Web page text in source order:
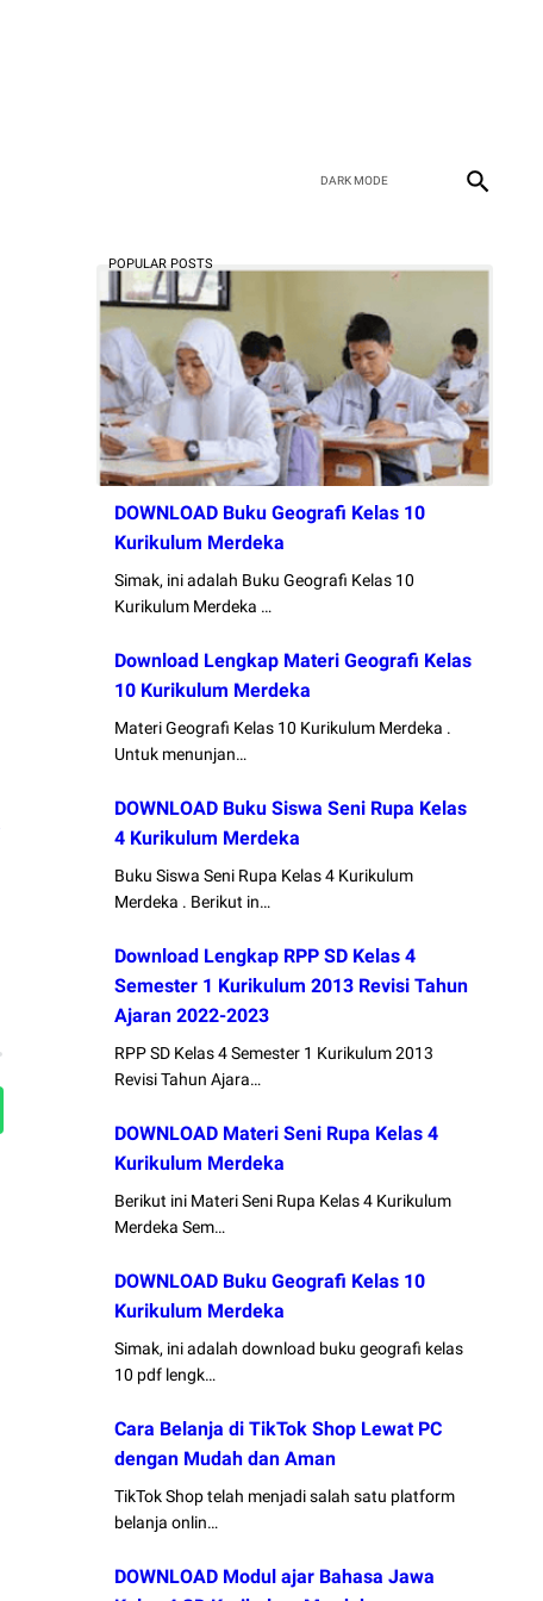
POPULAR POSTS
DOWNLOAD Buku Geografi Kelas 10
Kurikulum Merdeka
Simak, ini adalah Buku Geografi Kelas 10
Kurikulum Merdeka …
Download Lengkap Materi Geografi Kelas
10 Kurikulum Merdeka
Materi Geografi Kelas 10 Kurikulum Merdeka .
Untuk menunjan…
DOWNLOAD Buku Siswa Seni Rupa Kelas
4 Kurikulum Merdeka
Buku Siswa Seni Rupa Kelas 4 Kurikulum
Merdeka . Berikut in…
Download Lengkap RPP SD Kelas 4
Semester 1 Kurikulum 2013 Revisi Tahun
Ajaran 2022-2023
RPP SD Kelas 4 Semester 1 Kurikulum 2013
Revisi Tahun Ajara…
DOWNLOAD Materi Seni Rupa Kelas 4
Kurikulum Merdeka
Berikut ini Materi Seni Rupa Kelas 4 Kurikulum
Merdeka Sem…
DOWNLOAD Buku Geografi Kelas 10
Kurikulum Merdeka
Simak, ini adalah download buku geografi kelas
10 pdf lengk…
Cara Belanja di TikTok Shop Lewat PC
dengan Mudah dan Aman
TikTok Shop telah menjadi salah satu platform
belanja onlin…
DOWNLOAD Modul ajar Bahasa Jawa